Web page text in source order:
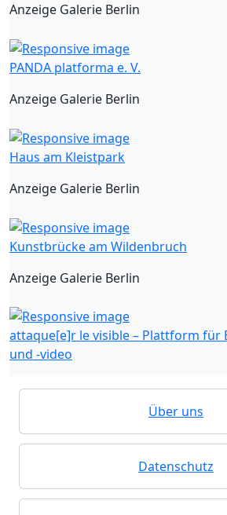
Anzeige Galerie Berlin
PANDA platforma e. V.
Anzeige Galerie Berlin
Haus am Kleistpark
Anzeige Galerie Berlin
Kunstbrücke am Wildenbruch
Anzeige Galerie Berlin
attaque[e]r le visible – Plattform für
und -video
Über uns
Datenschutz